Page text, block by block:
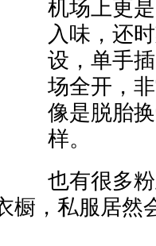
机场上更
入味，还
设，单手
场全开，
像是脱胎
样。
也有很多
橱，私服居然